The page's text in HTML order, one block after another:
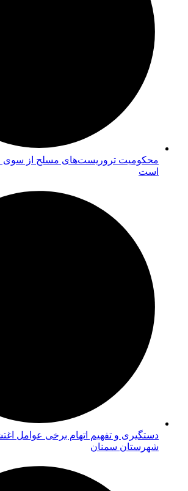
محکومیت تروریست‌های مسلح از سوی
است
دستگیری و تفهیم اتهام برخی عوامل
شهرستان سمنان